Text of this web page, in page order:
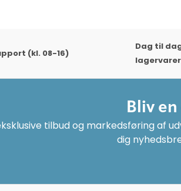
(kl. 08-16)
Dag til
lagervarer
Bliv
tilbud og markedsføring af
dig